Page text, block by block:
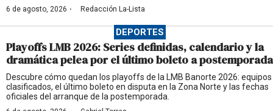
6 de agosto, 2026 · Redacción La-Lista
DEPORTES
Playoffs LMB 2026: Series definidas, calendario y la
dramática pelea por el último boleto a postemporada
Descubre cómo quedan los playoffs de la LMB Banorte 2026: equipos
clasificados, el último boleto en disputa en la Zona Norte y las fechas
oficiales del arranque de la postemporada.